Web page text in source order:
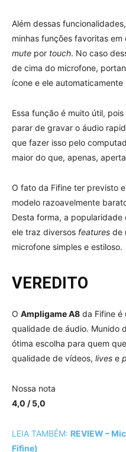
Além dessas
minhas funções favoritas
mute por touch. No caso
de cima do microfone,
ícone e ele
Essa função é muito útil,
parar de gravar o áudio
que fazer isso pelo
maior do que, apenas,
O fato da Fifine ter previsto
modelo razoavelmente
Desta forma, a
ele traz diversos features de
microfone simples e estiloso.
VEREDITO
O Ampligame A8 da Fifine é
qualidade de áudio. Munido
ótima escolha para quem
qualidade de vídeos, lives e
Nossa nota
4,0 / 5,0
LEIA TAMBÉM: REVIEW –
Fifine)